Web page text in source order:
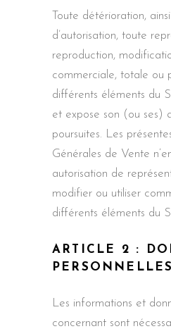
Toute détérioration,
d’autorisation, toute
reproduction,
commerciale, totale ou
différents éléments du
et expose son (ou ses)
poursuites. Les
Générales de Vente
autorisation de
modifier ou utiliser
différents éléments du
ARTICLE 2 :
PERSONNELLES
Les informations et
concernant sont